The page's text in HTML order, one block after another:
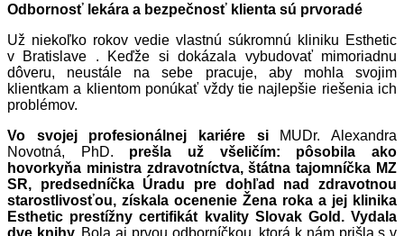
Odbornosť lekára a bezpečnosť klienta sú prvoradé
Už niekoľko rokov vedie vlastnú súkromnú kliniku Esthetic
v Bratislave . Keďže si dokázala vybudovať mimoriadnu
dôveru, neustále na sebe pracuje, aby mohla svojim
klientkam a klientom ponúkať vždy tie najlepšie riešenia ich
problémov.
Vo svojej profesionálnej kariére si MUDr. Alexandra
Novotná, PhD. prešla už všeličím: pôsobila ako
hovorkyňa ministra zdravotníctva, štátna tajomníčka MZ
SR, predsedníčka Úradu pre dohľad nad zdravotnou
starostlivosťou, získala ocenenie Žena roka a jej klinika
Esthetic prestížny certifikát kvality Slovak Gold. Vydala
dve knihy. Bola aj prvou odborníčkou, ktorá k nám prišla s v